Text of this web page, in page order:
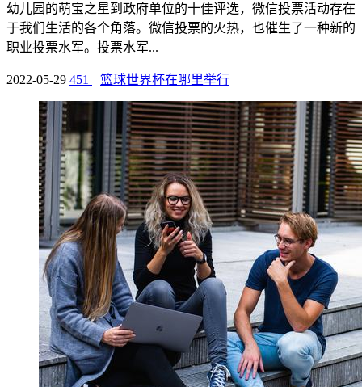
幼儿园的萌宝之星到政府单位的十佳评选，微信投票活动存在
于我们生活的各个角落。微信投票的火热，也催生了一种新的
职业投票水军。投票水军...
2022-05-29 451 篮球世界杯在哪里举行